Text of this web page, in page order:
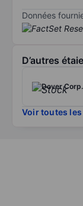
Données
D’autres
Dover Corp.
Voir toutes